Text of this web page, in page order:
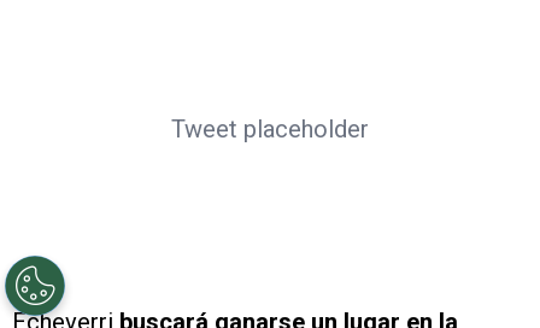
Tweet placeholder
Echeverri buscará ganarse un lugar en la